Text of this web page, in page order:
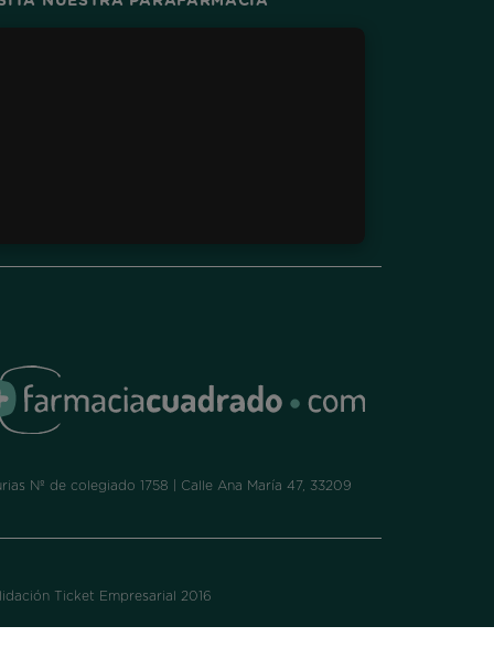
Nº de colegiado 1758 | Calle Ana María 47, 33209
Ticket Empresarial 2016